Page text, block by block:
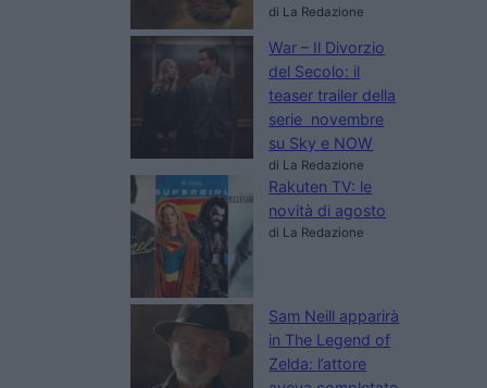
di La Redazione
War – Il Divorzio
del Secolo: il
teaser trailer della
serie novembre
su Sky e NOW
di La Redazione
Rakuten TV: le
novità di agosto
di La Redazione
Sam Neill apparirà
in The Legend of
Zelda: l’attore